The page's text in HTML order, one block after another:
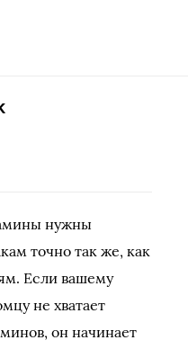
нужны
точно так же, как
Если вашему
не хватает
он начинает